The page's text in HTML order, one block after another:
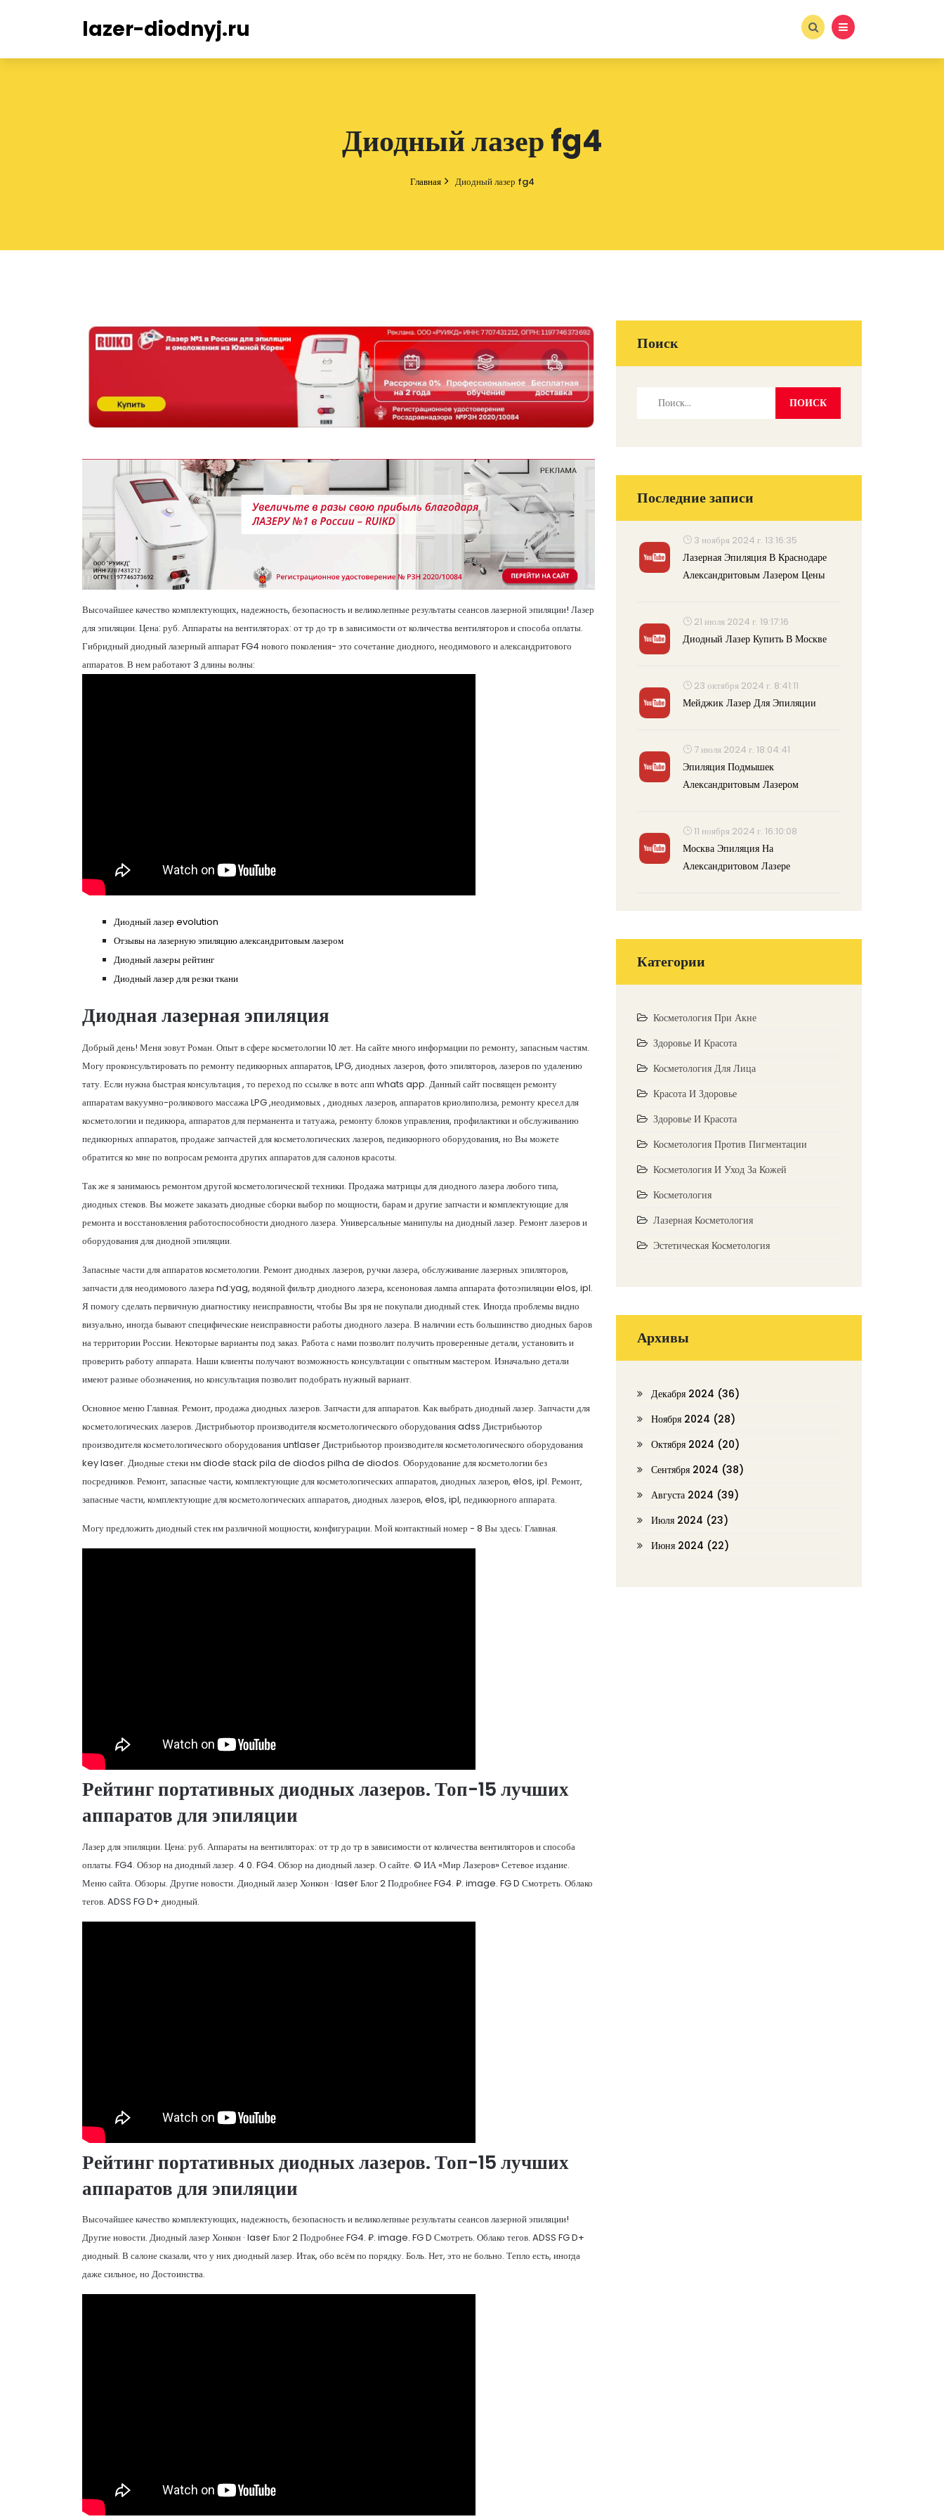
lazer-diodnyj.ru
Диодный лазер fg4
Главная Диодный лазер fg4
Высочайшее качество комплектующих, надежность, безопасность и великолепные результаты сеансов лазерной эпиляции! Лазер
для эпиляции. Цена: руб. Аппараты на вентиляторах: от тр до тр в зависимости от количества вентиляторов и способа оплаты.
Гибридный диодный лазерный аппарат FG4 нового поколения- это сочетание диодного, неодимового и александритового
аппаратов. В нем работают 3 длины волны:
Диодный лазер evolution
Отзывы на лазерную эпиляцию александритовым лазером
Диодный лазеры рейтинг
Диодный лазер для резки ткани
Диодная лазерная эпиляция
Добрый день! Меня зовут Роман. Опыт в сфере косметологии 10 лет. На сайте много информации по ремонту, запасным частям.
Могу проконсультировать по ремонту педикюрных аппаратов, LPG, диодных лазеров, фото эпиляторов, лазеров по удалению
тату. Если нужна быстрая консультация , то переход по ссылке в вотс апп whats app. Данный сайт посвящен ремонту
аппаратам вакуумно-роликового массажа LPG ,неодимовых , диодных лазеров, аппаратов криолиполиза, ремонту кресел для
косметологии и педикюра, аппаратов для перманента и татуажа, ремонту блоков управления, профилактики и обслуживанию
педикюрных аппаратов, продаже запчастей для косметологических лазеров, педикюрного оборудования, но Вы можете
обратится ко мне по вопросам ремонта других аппаратов для салонов красоты.
Так же я занимаюсь ремонтом другой косметологической техники. Продажа матрицы для диодного лазера любого типа,
диодных стеков. Вы можете заказать диодные сборки выбор по мощности, барам и другие запчасти и комплектующие для
ремонта и восстановления работоспособности диодного лазера. Универсальные манипулы на диодный лазер. Ремонт лазеров и
оборудования для диодной эпиляции.
Запасные части для аппаратов косметологии. Ремонт диодных лазеров, ручки лазера, обслуживание лазерных эпиляторов,
запчасти для неодимового лазера nd:yag, водяной фильтр диодного лазера, ксеноновая лампа аппарата фотоэпиляции elos, ipl.
Я помогу сделать первичную диагностику неисправности, чтобы Вы зря не покупали диодный стек. Иногда проблемы видно
визуально, иногда бывают специфические неисправности работы диодного лазера. В наличии есть большинство диодных баров
на территории России. Некоторые варианты под заказ. Работа с нами позволит получить проверенные детали, установить и
проверить работу аппарата. Наши клиенты получают возможность консультации с опытным мастером. Изначально детали
имеют разные обозначения, но консультация позволит подобрать нужный вариант.
Основное меню Главная. Ремонт, продажа диодных лазеров. Запчасти для аппаратов. Как выбрать диодный лазер. Запчасти для
косметологических лазеров. Дистрибьютор производителя косметологического оборудования adss Дистрибьютор
производителя косметологического оборудования untlaser Дистрибьютор производителя косметологического оборудования
key laser. Диодные стеки нм diode stack pila de diodos pilha de diodos. Оборудование для косметологии без
посредников. Ремонт, запасные части, комплектующие для косметологических аппаратов, диодных лазеров, elos, ipl. Ремонт,
запасные части, комплектующие для косметологических аппаратов, диодных лазеров, elos, ipl, педикюрного аппарата.
Могу предложить диодный стек нм различной мощности, конфигурации. Мой контактный номер - 8 Вы здесь: Главная.
Рейтинг портативных диодных лазеров. Топ-15 лучших
аппаратов для эпиляции
Лазер для эпиляции. Цена: руб. Аппараты на вентиляторах: от тр до тр в зависимости от количества вентиляторов и способа
оплаты. FG4. Обзор на диодный лазер. 4 0. FG4. Обзор на диодный лазер. О сайте. © ИА «Мир Лазеров» Сетевое издание.
Меню сайта. Обзоры. Другие новости. Диодный лазер Хонкон · laser Блог 2 Подробнее FG4. ₽. image. FG D Смотреть. Облако
тегов. ADSS FG D+ диодный.
Рейтинг портативных диодных лазеров. Топ-15 лучших
аппаратов для эпиляции
Высочайшее качество комплектующих, надежность, безопасность и великолепные результаты сеансов лазерной эпиляции!
Другие новости. Диодный лазер Хонкон · laser Блог 2 Подробнее FG4. ₽. image. FG D Смотреть. Облако тегов. ADSS FG D+
диодный. В салоне сказали, что у них диодный лазер. Итак, обо всём по порядку. Боль. Нет, это не больно. Тепло есть, иногда
даже сильное, но Достоинства.
Поиск
Последние записи
3 ноября 2024 г. 13:16:35
Лазерная Эпиляция В Краснодаре
Александритовым Лазером Цены
21 июля 2024 г. 19:17:16
Диодный Лазер Купить В Москве
23 октября 2024 г. 8:41:11
Мейджик Лазер Для Эпиляции
7 июля 2024 г. 18:04:41
Эпиляция Подмышек
Александритовым Лазером
11 ноября 2024 г. 16:10:08
Москва Эпиляция На
Александритовом Лазере
Категории
Косметология При Акне
Здоровье И Красота
Косметология Для Лица
Красота И Здоровье
Здоровье И Красота
Косметология Против Пигментации
Косметология И Уход За Кожей
Косметология
Лазерная Косметология
Эстетическая Косметология
Архивы
Декабря 2024 (36)
Ноября 2024 (28)
Октября 2024 (20)
Сентября 2024 (38)
Августа 2024 (39)
Июля 2024 (23)
Июня 2024 (22)